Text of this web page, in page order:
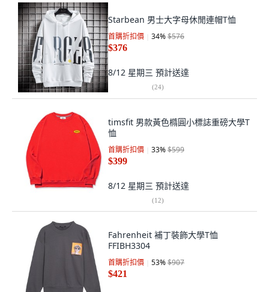
Starbean 男士大字母休閒連帽T恤
首購折扣價 34%$576
$376
8/12 星期三 預計送達
(24)
timsfit 男款黃色橢圓小標誌重磅大學T
恤
首購折扣價 33%$599
$399
8/12 星期三 預計送達
(12)
Fahrenheit 補丁裝飾大學T恤
FFIBH3304
首購折扣價 53%$907
$421